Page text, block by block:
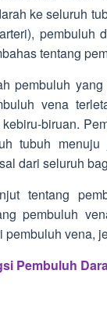
ke seluruh
pembuluh
tentang
pembuluh
vena
biruan.
tubuh
dari seluruh
tentang
pembuluh
vena,
Pembuluh